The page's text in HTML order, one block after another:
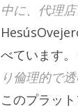
中に、代理
べています。
り倫理的で
このプラッ